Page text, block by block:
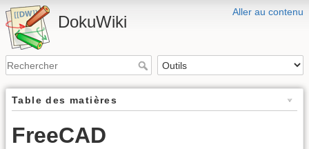
Aller au contenu
DokuWiki
Table des matières
FreeCAD